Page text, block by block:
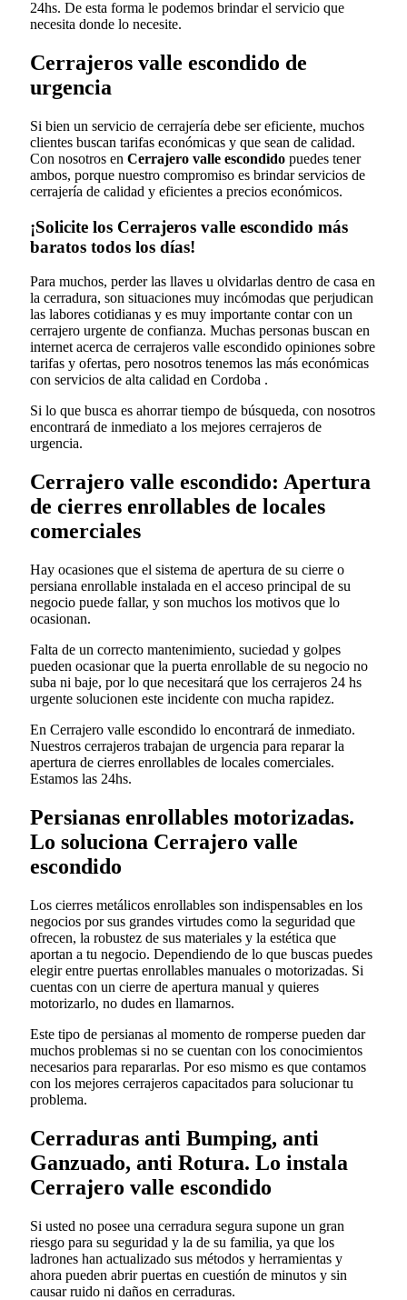
24hs. De esta forma le podemos brindar el servicio que
necesita donde lo necesite.
Cerrajeros valle escondido de
urgencia
Si bien un servicio de cerrajería debe ser eficiente, muchos
clientes buscan tarifas económicas y que sean de calidad.
Con nosotros en Cerrajero valle escondido puedes tener
ambos, porque nuestro compromiso es brindar servicios de
cerrajería de calidad y eficientes a precios económicos.
¡Solicite los Cerrajeros valle escondido más
baratos todos los días!
Para muchos, perder las llaves u olvidarlas dentro de casa en
la cerradura, son situaciones muy incómodas que perjudican
las labores cotidianas y es muy importante contar con un
cerrajero urgente de confianza. Muchas personas buscan en
internet acerca de cerrajeros valle escondido opiniones sobre
tarifas y ofertas, pero nosotros tenemos las más económicas
con servicios de alta calidad en Cordoba .
Si lo que busca es ahorrar tiempo de búsqueda, con nosotros
encontrará de inmediato a los mejores cerrajeros de
urgencia.
Cerrajero valle escondido: Apertura
de cierres enrollables de locales
comerciales
Hay ocasiones que el sistema de apertura de su cierre o
persiana enrollable instalada en el acceso principal de su
negocio puede fallar, y son muchos los motivos que lo
ocasionan.
Falta de un correcto mantenimiento, suciedad y golpes
pueden ocasionar que la puerta enrollable de su negocio no
suba ni baje, por lo que necesitará que los cerrajeros 24 hs
urgente solucionen este incidente con mucha rapidez.
En Cerrajero valle escondido lo encontrará de inmediato.
Nuestros cerrajeros trabajan de urgencia para reparar la
apertura de cierres enrollables de locales comerciales.
Estamos las 24hs.
Persianas enrollables motorizadas.
Lo soluciona Cerrajero valle
escondido
Los cierres metálicos enrollables son indispensables en los
negocios por sus grandes virtudes como la seguridad que
ofrecen, la robustez de sus materiales y la estética que
aportan a tu negocio. Dependiendo de lo que buscas puedes
elegir entre puertas enrollables manuales o motorizadas. Si
cuentas con un cierre de apertura manual y quieres
motorizarlo, no dudes en llamarnos.
Este tipo de persianas al momento de romperse pueden dar
muchos problemas si no se cuentan con los conocimientos
necesarios para repararlas. Por eso mismo es que contamos
con los mejores cerrajeros capacitados para solucionar tu
problema.
Cerraduras anti Bumping, anti
Ganzuado, anti Rotura. Lo instala
Cerrajero valle escondido
Si usted no posee una cerradura segura supone un gran
riesgo para su seguridad y la de su familia, ya que los
ladrones han actualizado sus métodos y herramientas y
ahora pueden abrir puertas en cuestión de minutos y sin
causar ruido ni daños en cerraduras.